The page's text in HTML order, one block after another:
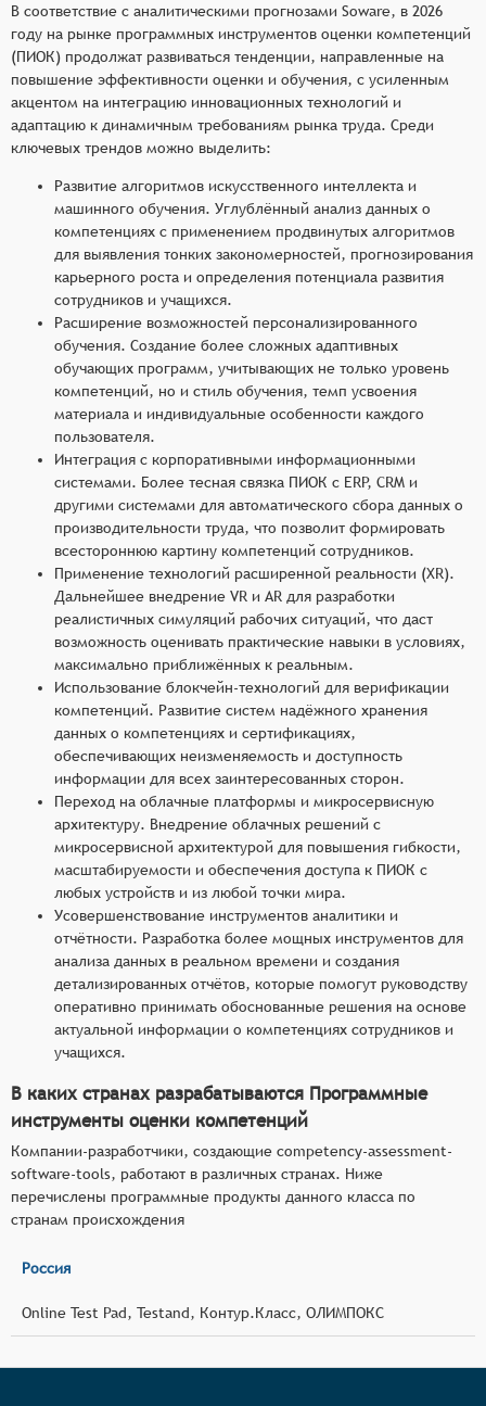
В соответствие с аналитическими прогнозами Soware, в 2026
году на рынке программных инструментов оценки компетенций
(ПИОК) продолжат развиваться тенденции, направленные на
повышение эффективности оценки и обучения, с усиленным
акцентом на интеграцию инновационных технологий и
адаптацию к динамичным требованиям рынка труда. Среди
ключевых трендов можно выделить:
Развитие алгоритмов искусственного интеллекта и
машинного обучения. Углублённый анализ данных о
компетенциях с применением продвинутых алгоритмов
для выявления тонких закономерностей, прогнозирования
карьерного роста и определения потенциала развития
сотрудников и учащихся.
Расширение возможностей персонализированного
обучения. Создание более сложных адаптивных
обучающих программ, учитывающих не только уровень
компетенций, но и стиль обучения, темп усвоения
материала и индивидуальные особенности каждого
пользователя.
Интеграция с корпоративными информационными
системами. Более тесная связка ПИОК с ERP, CRM и
другими системами для автоматического сбора данных о
производительности труда, что позволит формировать
всестороннюю картину компетенций сотрудников.
Применение технологий расширенной реальности (XR).
Дальнейшее внедрение VR и AR для разработки
реалистичных симуляций рабочих ситуаций, что даст
возможность оценивать практические навыки в условиях,
максимально приближённых к реальным.
Использование блокчейн-технологий для верификации
компетенций. Развитие систем надёжного хранения
данных о компетенциях и сертификациях,
обеспечивающих неизменяемость и доступность
информации для всех заинтересованных сторон.
Переход на облачные платформы и микросервисную
архитектуру. Внедрение облачных решений с
микросервисной архитектурой для повышения гибкости,
масштабируемости и обеспечения доступа к ПИОК с
любых устройств и из любой точки мира.
Усовершенствование инструментов аналитики и
отчётности. Разработка более мощных инструментов для
анализа данных в реальном времени и создания
детализированных отчётов, которые помогут руководству
оперативно принимать обоснованные решения на основе
актуальной информации о компетенциях сотрудников и
учащихся.
В каких странах разрабатываются Программные
инструменты оценки компетенций
Компании-разработчики, создающие competency-assessment-
software-tools, работают в различных странах. Ниже
перечислены программные продукты данного класса по
странам происхождения
Россия
Online Test Pad, Testand, Контур.Класс, ОЛИМПОКС